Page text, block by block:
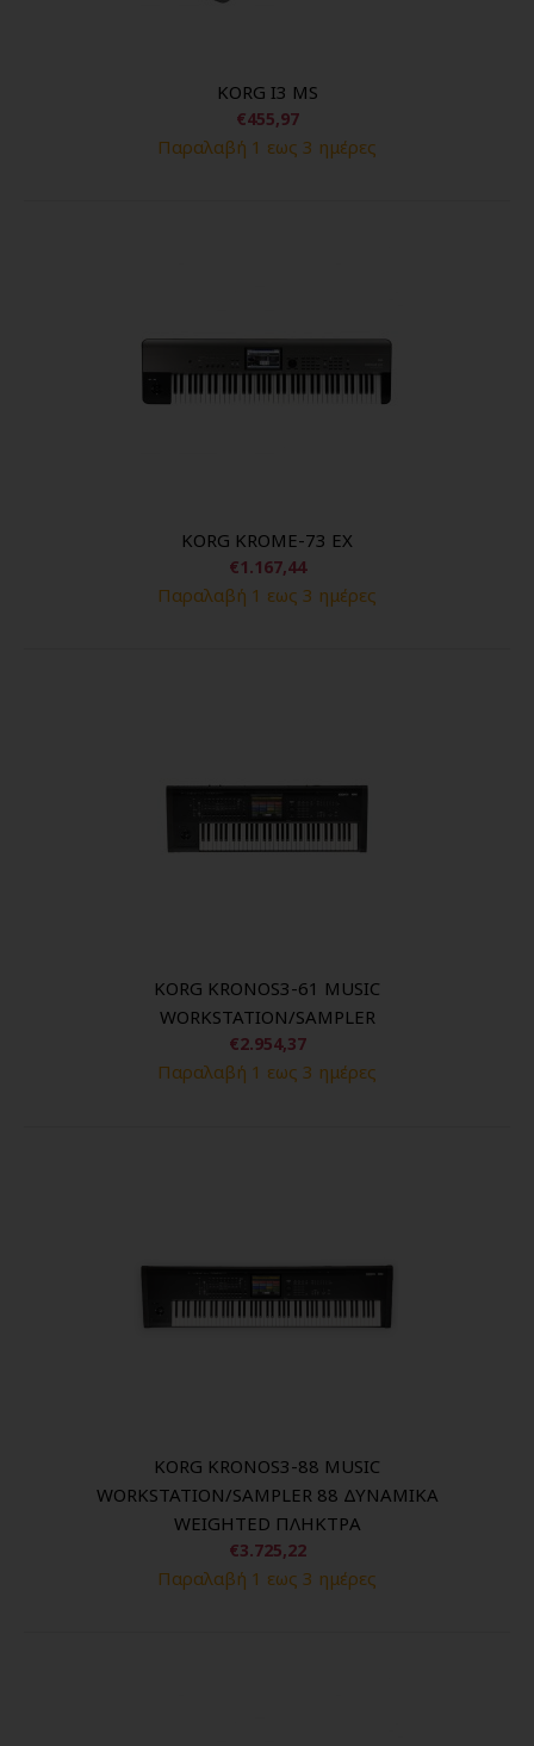
KORG I3 MS
€455,97
Παραλαβή 1 εως 3 ημέρες
KORG KROME-73 EX
€1.167,44
Παραλαβή 1 εως 3 ημέρες
KORG KRONOS3-61 MUSIC
WORKSTATION/SAMPLER
€2.954,37
Παραλαβή 1 εως 3 ημέρες
KORG KRONOS3-88 MUSIC
WORKSTATION/SAMPLER 88 ΔΥΝΑΜΙΚΑ
WEIGHTED ΠΛΗΚΤΡΑ
€3.725,22
Παραλαβή 1 εως 3 ημέρες